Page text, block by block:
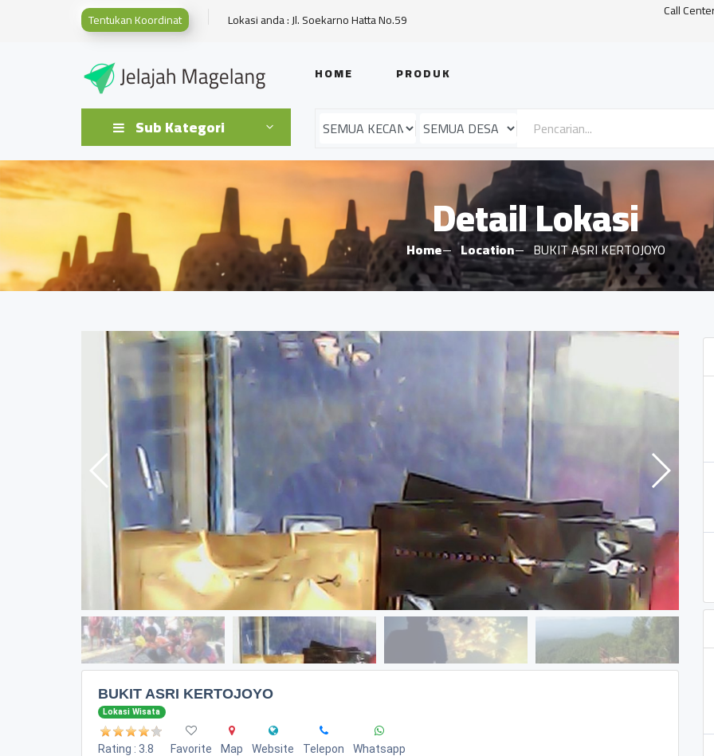
Tentukan Koordinat Lokasi anda : Jl. Soekarno Hatta No.59 Call
HOME PRODUK
Sub Kategori
Detail Lokasi
Home Location BUKIT ASRI KERTOJOYO
BUKIT ASRI KERTOJOYO
Lokasi Wisata
Rating : 3.8 Favorite Map Website Telepon Whatsapp